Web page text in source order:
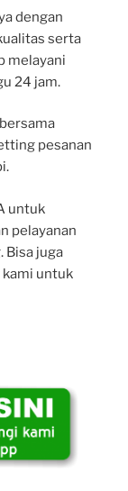
dengan
serta
melayani
24 jam.
pesanan
untuk
pelayanan
Bisa juga
kami untuk